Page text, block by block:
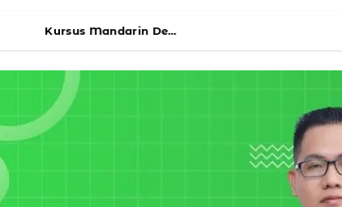
Kursus Mandarin Dewasa